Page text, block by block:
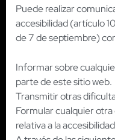
Puede realizar
accesibilidad (artículo
de 7 de septiembre)
Informar sobre
parte de este sitio web.
Transmitir otras
Formular cualquier
relativa a la